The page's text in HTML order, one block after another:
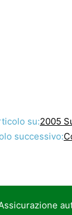
su:2005
successivo: